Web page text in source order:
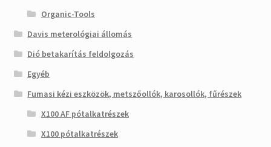
Organic-Tools
Davis meterológiai állomás
Dió betakarítás feldolgozás
Egyéb
Fumasi kézi eszközök, metszőollók, karosollók, fűrészek
X100 AF pótalkatrészek
X100 pótalkatrészek